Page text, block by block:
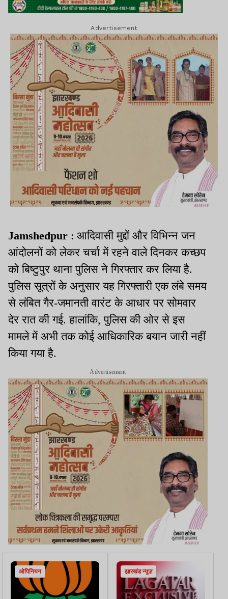
Advertisement
Jamshedpur : आदिवासी मुद्दों और विभिन्न जन
आंदोलनों को लेकर चर्चा में रहने वाले दिनकर कच्छप
को बिष्टुपुर थाना पुलिस ने गिरफ्तार कर लिया है.
पुलिस सूत्रों के अनुसार यह गिरफ्तारी एक लंबे समय
से लंबित गैर-जमानती वारंट के आधार पर सोमवार
देर रात की गई. हालांकि, पुलिस की ओर से इस
मामले में अभी तक कोई आधिकारिक बयान जारी नहीं
किया गया है.
Advertisement
ओपिनियन झारखंड न्यूज़